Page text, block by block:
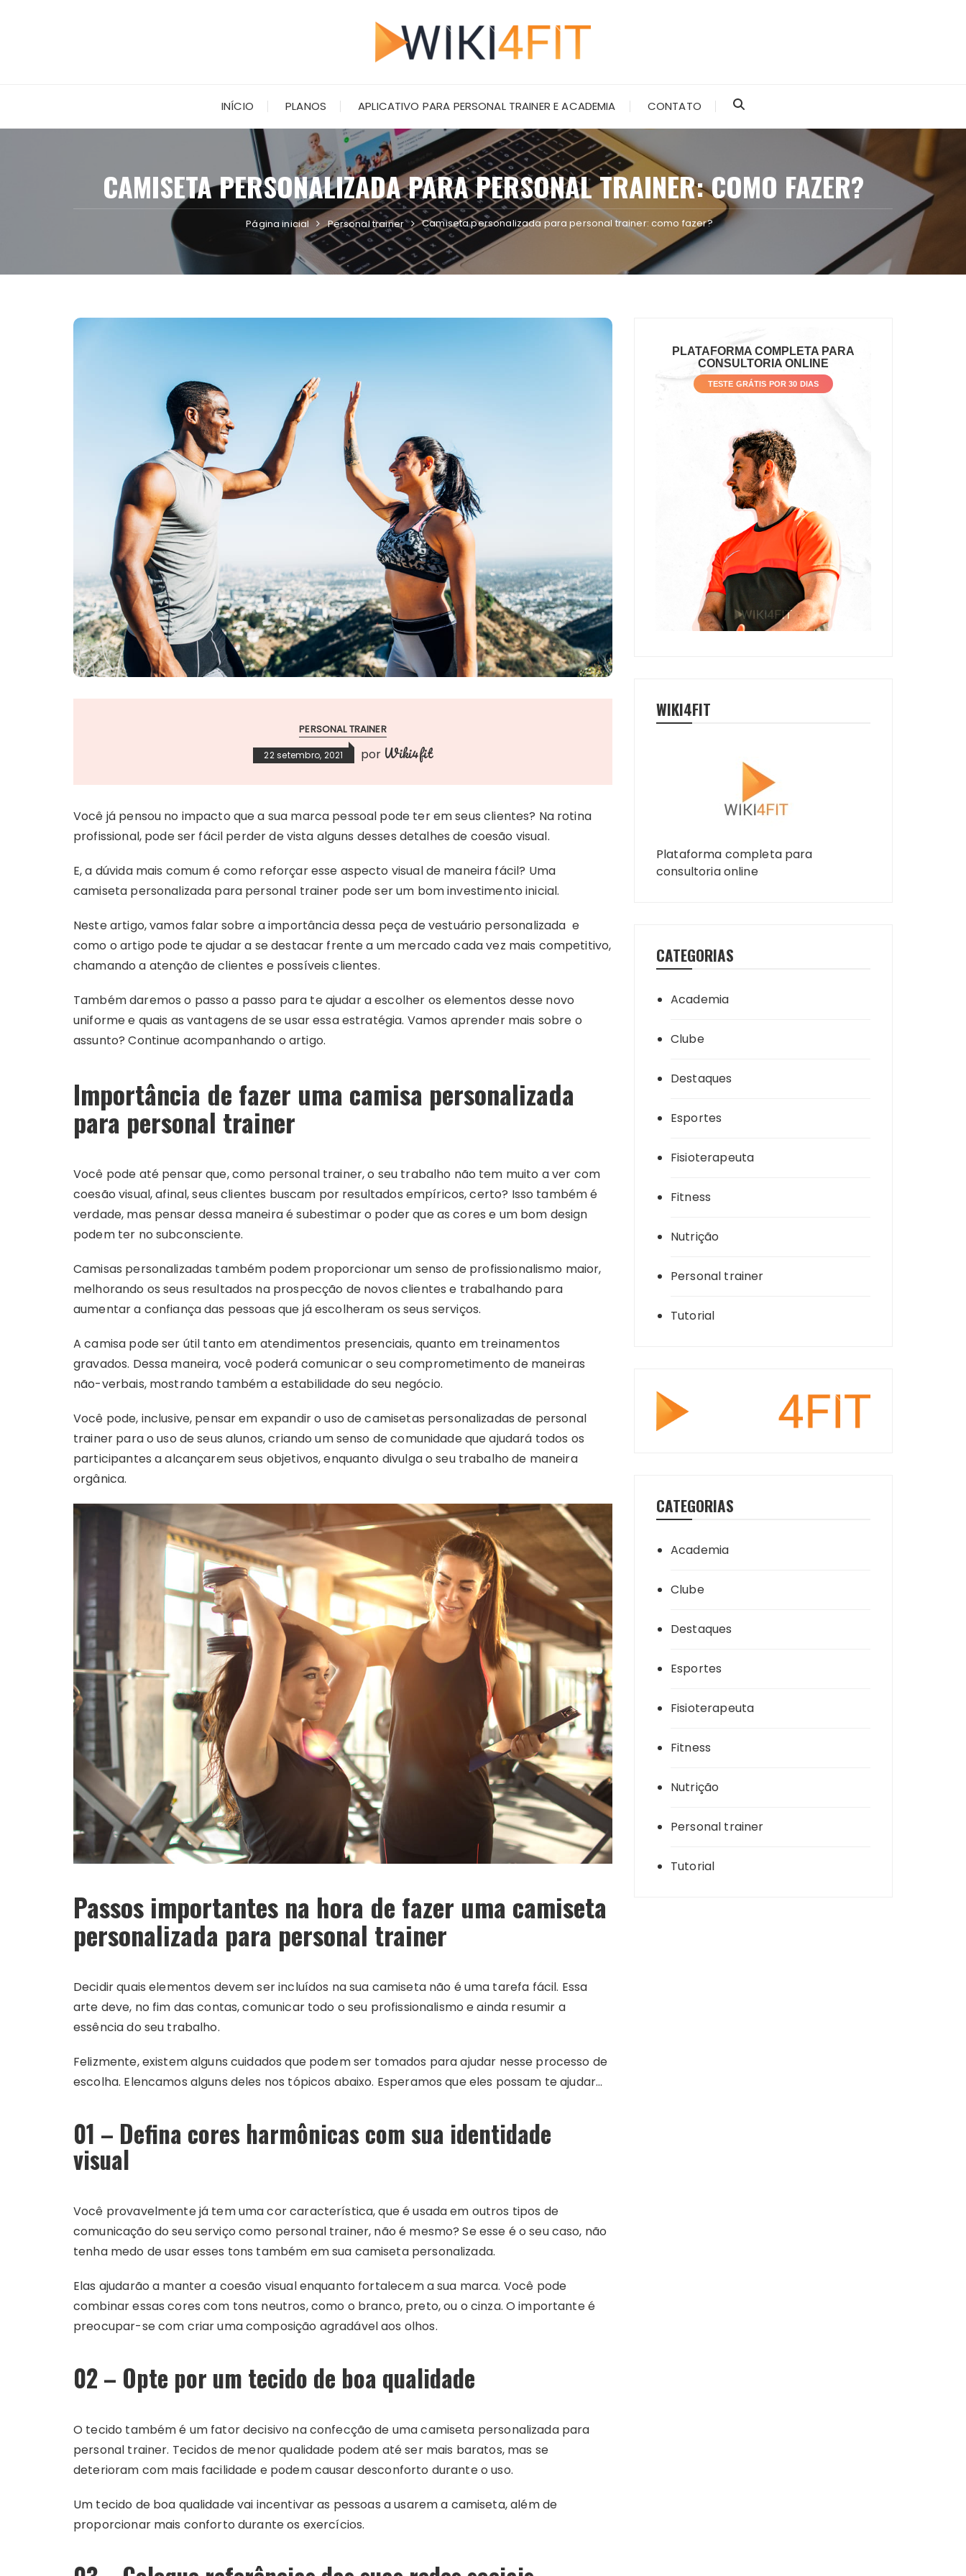
INÍCIO PLANOS APLICATIVO PARA PERSONAL TRAINER E ACADEMIA CONTATO
CAMISETA PERSONALIZADA PARA PERSONAL TRAINER: COMO FAZER?
Página inicial Personal trainer Camiseta personalizada para personal trainer: como fazer?
PERSONAL TRAINER
22 setembro, 2021 por Wiki4fit
Você já pensou no impacto que a sua marca pessoal pode ter em seus clientes? Na rotina
profissional, pode ser fácil perder de vista alguns desses detalhes de coesão visual.
E, a dúvida mais comum é como reforçar esse aspecto visual de maneira fácil? Uma
camiseta personalizada para personal trainer pode ser um bom investimento inicial.
Neste artigo, vamos falar sobre a importância dessa peça de vestuário personalizada e
como o artigo pode te ajudar a se destacar frente a um mercado cada vez mais competitivo,
chamando a atenção de clientes e possíveis clientes.
Também daremos o passo a passo para te ajudar a escolher os elementos desse novo
uniforme e quais as vantagens de se usar essa estratégia. Vamos aprender mais sobre o
assunto? Continue acompanhando o artigo.
Importância de fazer uma camisa personalizada
para personal trainer
Você pode até pensar que, como personal trainer, o seu trabalho não tem muito a ver com
coesão visual, afinal, seus clientes buscam por resultados empíricos, certo? Isso também é
verdade, mas pensar dessa maneira é subestimar o poder que as cores e um bom design
podem ter no subconsciente.
Camisas personalizadas também podem proporcionar um senso de profissionalismo maior,
melhorando os seus resultados na prospecção de novos clientes e trabalhando para
aumentar a confiança das pessoas que já escolheram os seus serviços.
A camisa pode ser útil tanto em atendimentos presenciais, quanto em treinamentos
gravados. Dessa maneira, você poderá comunicar o seu comprometimento de maneiras
não-verbais, mostrando também a estabilidade do seu negócio.
Você pode, inclusive, pensar em expandir o uso de camisetas personalizadas de personal
trainer para o uso de seus alunos, criando um senso de comunidade que ajudará todos os
participantes a alcançarem seus objetivos, enquanto divulga o seu trabalho de maneira
orgânica.
Passos importantes na hora de fazer uma camiseta
personalizada para personal trainer
Decidir quais elementos devem ser incluídos na sua camiseta não é uma tarefa fácil. Essa
arte deve, no fim das contas, comunicar todo o seu profissionalismo e ainda resumir a
essência do seu trabalho.
Felizmente, existem alguns cuidados que podem ser tomados para ajudar nesse processo de
escolha. Elencamos alguns deles nos tópicos abaixo. Esperamos que eles possam te ajudar…
01 – Defina cores harmônicas com sua identidade
visual
Você provavelmente já tem uma cor característica, que é usada em outros tipos de
comunicação do seu serviço como personal trainer, não é mesmo? Se esse é o seu caso, não
tenha medo de usar esses tons também em sua camiseta personalizada.
Elas ajudarão a manter a coesão visual enquanto fortalecem a sua marca. Você pode
combinar essas cores com tons neutros, como o branco, preto, ou o cinza. O importante é
preocupar-se com criar uma composição agradável aos olhos.
02 – Opte por um tecido de boa qualidade
O tecido também é um fator decisivo na confecção de uma camiseta personalizada para
personal trainer. Tecidos de menor qualidade podem até ser mais baratos, mas se
deterioram com mais facilidade e podem causar desconforto durante o uso.
Um tecido de boa qualidade vai incentivar as pessoas a usarem a camiseta, além de
proporcionar mais conforto durante os exercícios.
PLATAFORMA COMPLETA PARA
CONSULTORIA ONLINE
TESTE GRÁTIS POR 30 DIAS
WIKI4FIT
Plataforma completa para
consultoria online
CATEGORIAS
Academia
Clube
Destaques
Esportes
Fisioterapeuta
Fitness
Nutrição
Personal trainer
Tutorial
CATEGORIAS
Academia
Clube
Destaques
Esportes
Fisioterapeuta
Fitness
Nutrição
Personal trainer
Tutorial